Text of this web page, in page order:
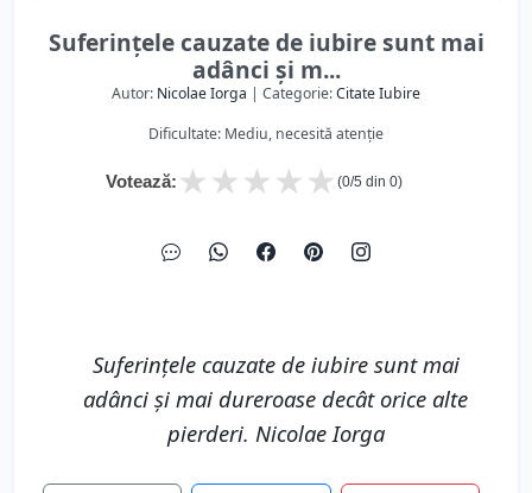
Suferințele cauzate de iubire sunt mai
adânci și m...
Autor: Nicolae Iorga | Categorie:Citate Iubire
Dificultate: Mediu, necesită atenție
Votează: ★
★
★
★
★ (0/5 din 0)
Suferințele cauzate de iubire sunt mai
adânci și mai dureroase decât orice alte
pierderi. Nicolae Iorga